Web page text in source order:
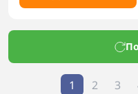
1 2 3